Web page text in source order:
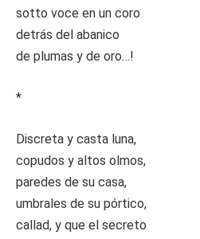
sotto voce en un coro
detrás del abanico
de plumas y de oro…!
*
Discreta y casta luna,
copudos y altos olmos,
paredes de su casa,
umbrales de su pórtico,
callad, y que el secreto